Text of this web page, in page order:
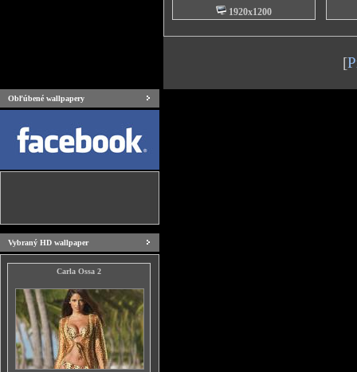
1920x1200
[
Obľúbené wallpapery
Vybraný HD wallpaper
Carla Ossa 2